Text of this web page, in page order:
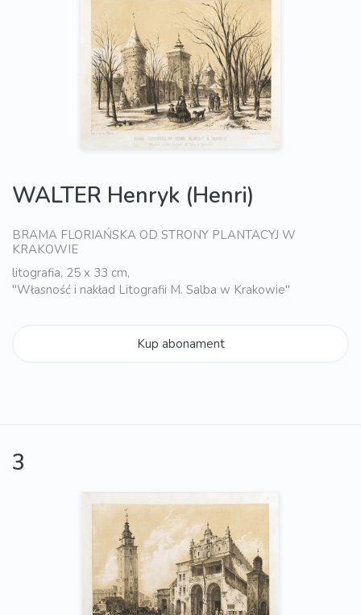
WALTER Henryk (Henri)
BRAMA FLORIAŃSKA OD STRONY PLANTACYJ W
KRAKOWIE
litografia, 25 x 33 cm,
"Własność i nakład Litografii M. Salba w Krakowie"
Kup abonament
3